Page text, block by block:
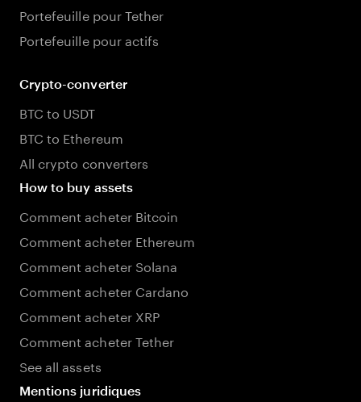
Portefeuille pour Tether
Portefeuille pour actifs
Crypto-converter
BTC to USDT
BTC to Ethereum
All crypto converters
How to buy assets
Comment acheter Bitcoin
Comment acheter Ethereum
Comment acheter Solana
Comment acheter Cardano
Comment acheter XRP
Comment acheter Tether
See all assets
Mentions juridiques